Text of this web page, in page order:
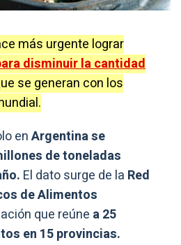
más urgente lograr
disminuir la cantidad
se generan con los
enArgentina se
de toneladas
El dato surge de la Red
de Alimentos
que reúne a 25
en 15 provincias.